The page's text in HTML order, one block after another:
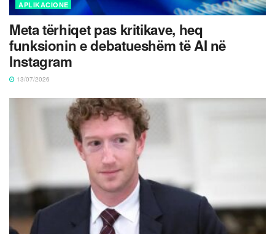
APLIKACIONE
Meta tërhiqet pas kritikave, heq
funksionin e debatueshëm të AI në
Instagram
13/07/2026